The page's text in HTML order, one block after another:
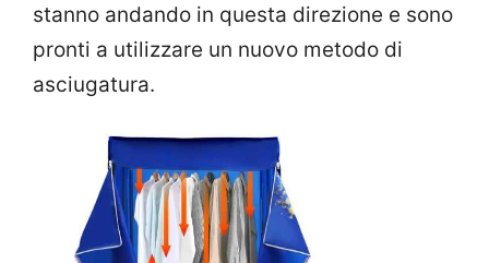
stanno andando in questa direzione e sono
pronti a utilizzare un nuovo metodo di
asciugatura.